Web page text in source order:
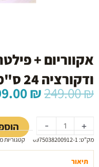
אקווריום +
ודקורציה 24 ס"מ
249.00₪ המחיר
המקורי
היה:
₪.
₪
-
של
אקווריום
+
פילטר
+
מק"ט: 6975038200912-1 קטגוריות
תיאור